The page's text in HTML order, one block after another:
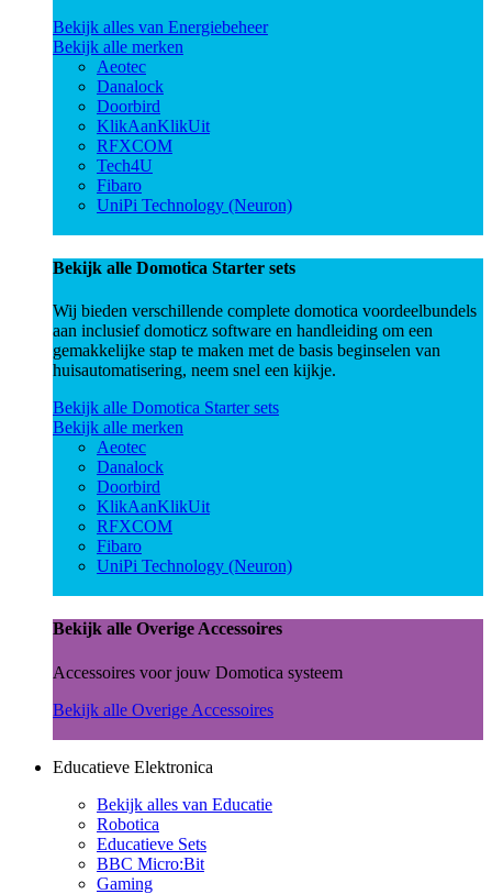
Bekijk alles van Energiebeheer
Bekijk alle merken
Aeotec
Danalock
Doorbird
KlikAanKlikUit
RFXCOM
Tech4U
Fibaro
UniPi Technology (Neuron)
Bekijk alle Domotica Starter sets
Wij bieden verschillende complete domotica voordeelbundels
aan inclusief domoticz software en handleiding om een
gemakkelijke stap te maken met de basis beginselen van
huisautomatisering, neem snel een kijkje.
Bekijk alle Domotica Starter sets
Bekijk alle merken
Aeotec
Danalock
Doorbird
KlikAanKlikUit
RFXCOM
Fibaro
UniPi Technology (Neuron)
Bekijk alle Overige Accessoires
Accessoires voor jouw Domotica systeem
Bekijk alle Overige Accessoires
Educatieve Elektronica
Bekijk alles van Educatie
Robotica
Educatieve Sets
BBC Micro:Bit
Gaming